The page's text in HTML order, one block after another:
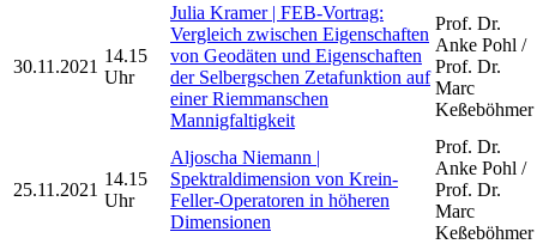
30.11.2021
14.15
Uhr
Julia Kramer | FEB-Vortrag:
Vergleich zwischen Eigenschaften
von Geodäten und Eigenschaften
der Selbergschen Zetafunktion auf
einer Riemmanschen
Mannigfaltigkeit
Prof. Dr.
Anke Pohl /
Prof. Dr.
Marc
Keßeböhmer
25.11.2021
14.15
Uhr
Aljoscha Niemann |
Spektraldimension von Krein-
Feller-Operatoren in höheren
Dimensionen
Prof. Dr.
Anke Pohl /
Prof. Dr.
Marc
Keßeböhmer